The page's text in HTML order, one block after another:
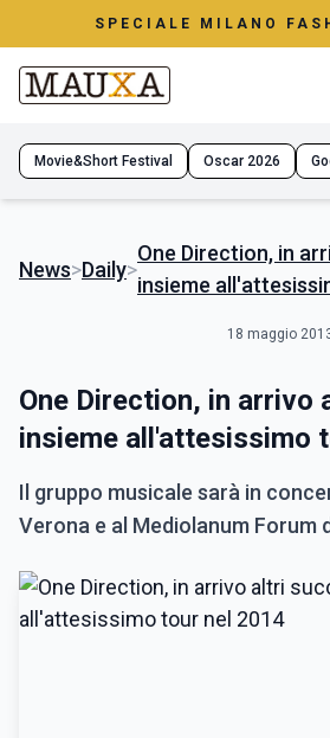
SPECIALE MILANO
Movie&Short Festival Oscar 2026
News>Daily>
One Direction, in
insieme
18 maggio
One Direction, in arrivo
insieme all'attesissimo
Il gruppo musicale sarà in
Verona e al Mediolanum Forum